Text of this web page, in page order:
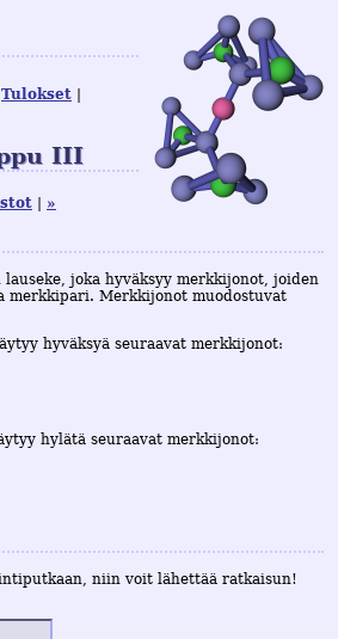
Tulokset
III
»
joka hyväksyy merkkijonot, joiden
merkkipari. Merkkijonot muodostuvat
hyväksyä seuraavat merkkijonot:
hylätä seuraavat merkkijonot:
niin voit lähettää ratkaisun!